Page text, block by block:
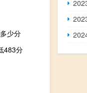
少分
483分